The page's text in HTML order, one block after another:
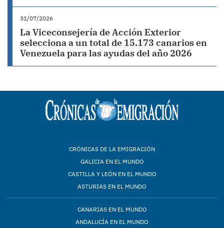
31/07/2026
La Viceconsejería de Acción Exterior
selecciona a un total de 15.173 canarios en
Venezuela para las ayudas del año 2026
CRÓNICAS DE LA EMIGRACIÓN
GALICIA EN EL MUNDO
CASTILLA Y LEÓN EN EL MUNDO
ASTURIAS EN EL MUNDO
CANARIAS EN EL MUNDO
ANDALUCÍA EN EL MUNDO